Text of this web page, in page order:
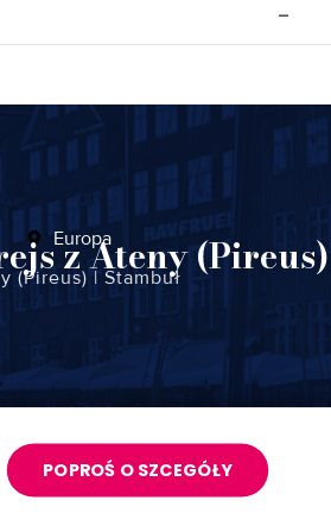
–
Europa
z Ateny (Pireus)
(Pireus) |Stambuł
POPROŚ O SZCEGÓŁY